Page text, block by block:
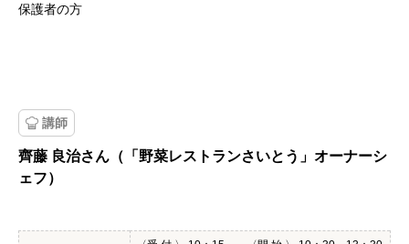
保護者の方
講師
齊藤 良治さん（「野菜レストランさいとう」オーナーシ
ェフ）